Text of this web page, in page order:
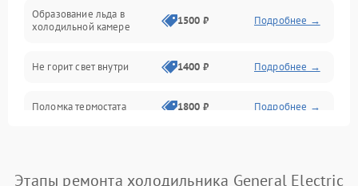
Образование льда в
холодильной камере
1500 ₽ Подробнее →
Не горит свет внутри 1400 ₽ Подробнее →
Поломка термостата 1800 ₽ Подробнее →
Этапы ремонта холодильника General Electric